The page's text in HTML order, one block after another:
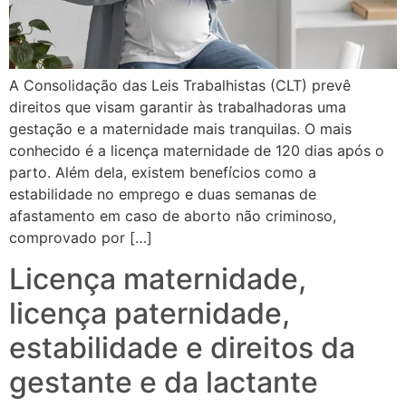
A Consolidação das Leis Trabalhistas (CLT) prevê
direitos que visam garantir às trabalhadoras uma
gestação e a maternidade mais tranquilas. O mais
conhecido é a licença maternidade de 120 dias após o
parto. Além dela, existem benefícios como a
estabilidade no emprego e duas semanas de
afastamento em caso de aborto não criminoso,
comprovado por […]
Licença maternidade,
licença paternidade,
estabilidade e direitos da
gestante e da lactante